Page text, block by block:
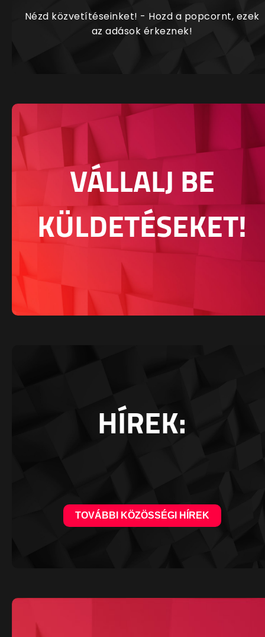
Nézd közvetítéseinket! - Hozd a popcornt, ezek
az adások érkeznek!
VÁLLALJ BE
KÜLDETÉSEKET!
HÍREK:
TOVÁBBI KÖZÖSSÉGI HÍREK